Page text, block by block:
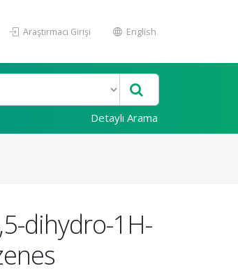
Araştırmacı Girişi English
Detaylı Arama
dihydro-1H-